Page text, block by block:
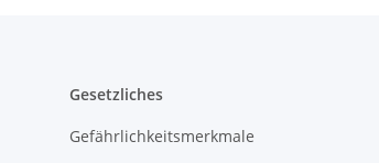
Gesetzliches
Gefährlichkeitsmerkmale